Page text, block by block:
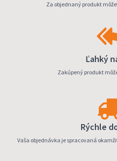
Za objednaný produkt
Ľahký
Zakúpený produkt
Rýchle
Vaša objednávka je spracovaná